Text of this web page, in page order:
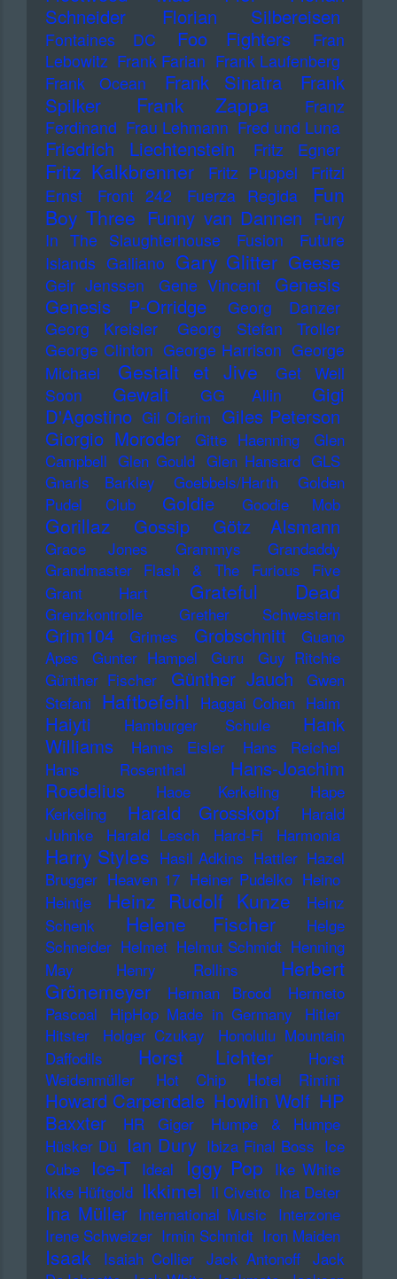
Schneider
Florian Silbereisen
Fontaines DC Foo Fighters
Fran
Lebowitz Frank Farian Frank Laufenberg
Frank Ocean
Frank Sinatra
Frank
Spilker
Frank Zappa
Franz
Ferdinand Frau Lehmann Fred und Luna
Friedrich Liechtenstein Fritz Egner
Fritz Kalkbrenner Fritz Puppel
Fritzi
Ernst
Front 242 Fuerza Regida
Fun
Boy Three Funny van Dannen Fury
In The Slaughterhouse
Fusion
Future
Islands Galliano Gary Glitter Geese
Geir Jenssen Gene Vincent
Genesis
Genesis P-Orridge
Georg Danzer
Georg Kreisler
Georg Stefan Troller
George Clinton George Harrison George
Michael
Gestalt et Jive
Get Well
Soon
Gewalt GG Allin
Gigi
D'Agostino Gil Ofarim Giles Peterson
Giorgio Moroder
Gitte Haenning
Glen
Campbell Glen Gould Glen Hansard GLS
Gnarls Barkley
Goebbels/Harth
Golden
Pudel Club
Goldie Goodie Mob
Gorillaz Gossip Götz Alsmann
Grace Jones Grammys
Grandaddy
Grandmaster Flash & The Furious Five
Grant Hart
Grateful Dead
Grenzkontrolle Grether Schwestern
Grim104 Grimes Grobschnitt
Guano
Apes
Gunter Hampel Guru
Guy Ritchie
Günther Fischer
Günther Jauch
Gwen
Stefani Haftbefehl Haggai Cohen Haim
Haiyti Hamburger Schule
Hank
Williams
Hanns Eisler
Hans Reichel
Hans Rosenthal
Hans-Joachim
Roedelius
Haoe Kerkeling
Hape
Kerkeling
Harald Grosskopf
Harald
Juhnke
Harald Lesch Hard-Fi Harmonia
Harry Styles Hasil Adkins Hattler Hazel
Brugger Heaven 17 Heiner Pudelko Heino
Heintje
Heinz Rudolf Kunze
Heinz
Schenk
Helene Fischer
Helge
Schneider Helmet Helmut Schmidt Henning
May
Henry Rollins
Herbert
Grönemeyer
Herman Brood
Hermeto
Pascoal
HipHop Made in Germany
Hitler
Hitster
Holger Czukay
Honolulu Mountain
Daffodils
Horst Lichter
Horst
Weidenmüller
Hot Chip Hotel Rimini
Howard Carpendale Howlin Wolf HP
Baxxter
HR Giger
Humpe & Humpe
Hüsker Dü Ian Dury Ibiza Final Boss Ice
Cube
Ice-T Ideal Iggy Pop Ike White
Ikke Hüftgold Ikkimel Il Civetto Ina Deter
Ina Müller International Music Interzone
Irene Schweizer Irmin Schmidt Iron Maiden
Isaak Isaiah Collier Jack Antonoff Jack